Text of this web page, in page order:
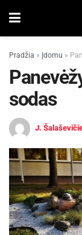
Pradžia » Įdomu »
sodas
J.